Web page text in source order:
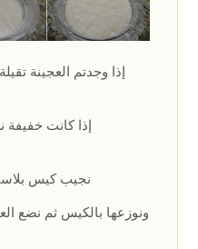
إذا وجدتم العجينة
إذا كانت خفيفة
نجيب كيس
ونوزعها بالكيس ثم نضع